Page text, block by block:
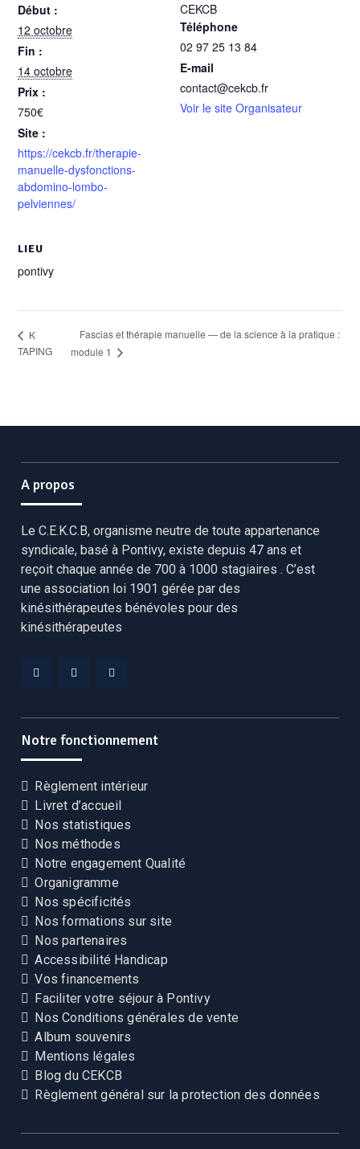
Début :
12 octobre
Fin :
14 octobre
Prix :
750€
Site :
https://cekcb.fr/therapie-
manuelle-dysfonctions-
abdomino-lombo-
pelviennes/
CEKCB
Téléphone
02 97 25 13 84
E-mail
contact@cekcb.fr
Voir le site Organisateur
LIEU
pontivy
K
TAPING
Fascias et thérapie manuelle — de la science à la pratique :
module 1
A propos
Le C.E.K.C.B, organisme neutre de toute appartenance
syndicale, basé à Pontivy, existe depuis 47 ans et
reçoit chaque année de 700 à 1000 stagiaires . C’est
une association loi 1901 gérée par des
kinésithérapeutes bénévoles pour des
kinésithérapeutes
CEKCBCEKCBCEKCB
Notre fonctionnement
Règlement intérieur
Livret d’accueil
Nos statistiques
Nos méthodes
Notre engagement Qualité
Organigramme
Nos spécificités
Nos formations sur site
Nos partenaires
Accessibilité Handicap
Vos financements
Faciliter votre séjour à Pontivy
Nos Conditions générales de vente
Album souvenirs
Mentions légales
Blog du CEKCB
Règlement général sur la protection des données